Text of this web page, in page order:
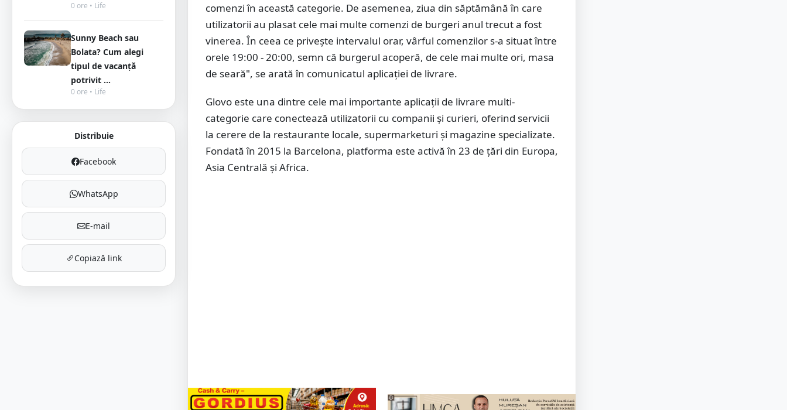
0 ore • Life
Sunny Beach sau
Bolata? Cum alegi
tipul de vacanță
potrivit ...
0 ore • Life
Distribuie
Facebook
WhatsApp
E-mail
Copiază link
comenzi în această categorie. De asemenea, ziua din săptămână în care
utilizatorii au plasat cele mai multe comenzi de burgeri anul trecut a fost
vinerea. În ceea ce priveşte intervalul orar, vârful comenzilor s-a situat între
orele 19:00 - 20:00, semn că burgerul acoperă, de cele mai multe ori, masa
de seară", se arată în comunicatul aplicaţiei de livrare.
Glovo este una dintre cele mai importante aplicaţii de livrare multi-
categorie care conectează utilizatorii cu companii şi curieri, oferind servicii
la cerere de la restaurante locale, supermarketuri şi magazine specializate.
Fondată în 2015 la Barcelona, platforma este activă în 23 de ţări din Europa,
Asia Centrală şi Africa.